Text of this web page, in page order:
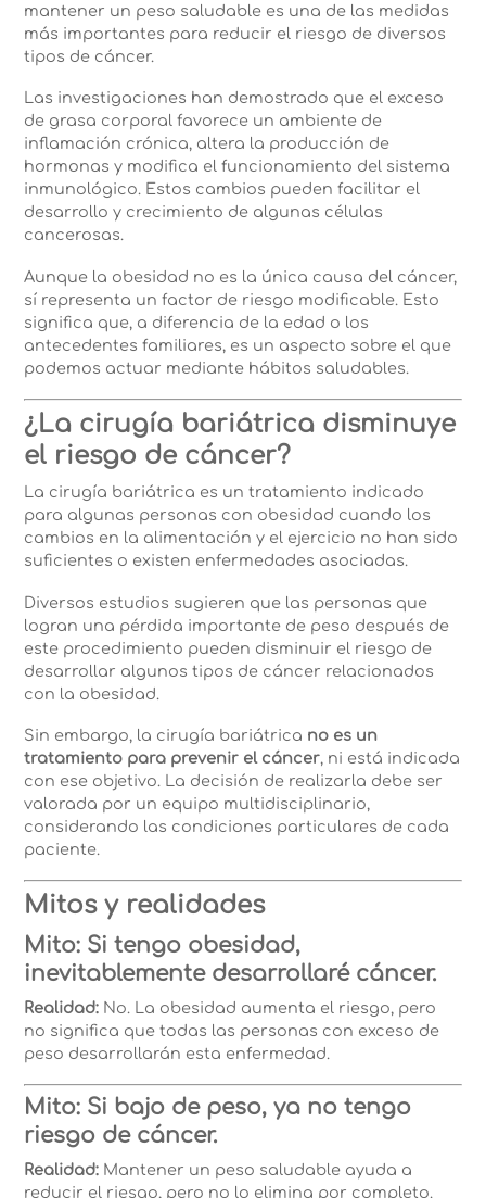
mantener un peso saludable es una de las medidas
más importantes para reducir el riesgo de diversos
tipos de cáncer.
Las investigaciones han demostrado que el exceso
de grasa corporal favorece un ambiente de
inflamación crónica, altera la producción de
hormonas y modifica el funcionamiento del sistema
inmunológico. Estos cambios pueden facilitar el
desarrollo y crecimiento de algunas células
cancerosas.
Aunque la obesidad no es la única causa del cáncer,
sí representa un factor de riesgo modificable. Esto
significa que, a diferencia de la edad o los
antecedentes familiares, es un aspecto sobre el que
podemos actuar mediante hábitos saludables.
¿La cirugía bariátrica disminuye
el riesgo de cáncer?
La cirugía bariátrica es un tratamiento indicado
para algunas personas con obesidad cuando los
cambios en la alimentación y el ejercicio no han sido
suficientes o existen enfermedades asociadas.
Diversos estudios sugieren que las personas que
logran una pérdida importante de peso después de
este procedimiento pueden disminuir el riesgo de
desarrollar algunos tipos de cáncer relacionados
con la obesidad.
Sin embargo, la cirugía bariátrica no es un
tratamiento para prevenir el cáncer, ni está indicada
con ese objetivo. La decisión de realizarla debe ser
valorada por un equipo multidisciplinario,
considerando las condiciones particulares de cada
paciente.
Mitos y realidades
Mito: Si tengo obesidad,
inevitablemente desarrollaré cáncer.
Realidad: No. La obesidad aumenta el riesgo, pero
no significa que todas las personas con exceso de
peso desarrollarán esta enfermedad.
Mito: Si bajo de peso, ya no tengo
riesgo de cáncer.
Realidad: Mantener un peso saludable ayuda a
reducir el riesgo, pero no lo elimina por completo.